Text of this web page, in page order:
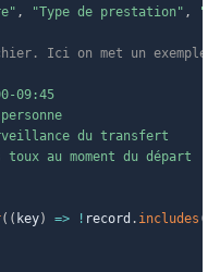
, "Type de prestation" ,
Ici on met un exemple
09:45
du transfert
( ( key) => ! record . includes (